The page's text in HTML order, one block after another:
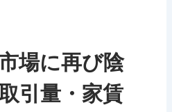
場に再び陰
引量・家賃